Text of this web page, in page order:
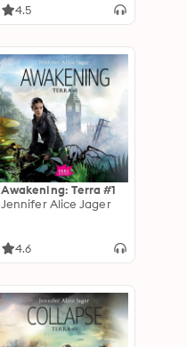
4.5
Awakening: Terra #1
Jennifer Alice Jager
4.6